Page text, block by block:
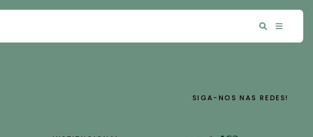
SIGA-NOS NAS REDES!